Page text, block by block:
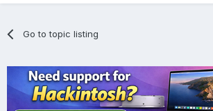
Go to topic listing